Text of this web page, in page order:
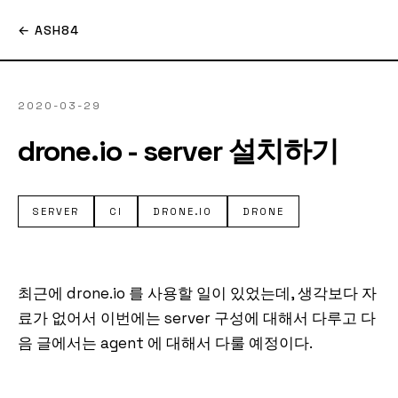
← ASH84
2020-03-29
drone.io - server 설치하기
SERVER CI DRONE.IO DRONE
최근에 drone.io 를 사용할 일이 있었는데, 생각보다 자
료가 없어서 이번에는 server 구성에 대해서 다루고 다
음 글에서는 agent 에 대해서 다룰 예정이다.